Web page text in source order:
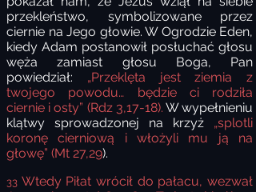
przekleństwo, symbolizowane przez
ciernie na Jego głowie. W Ogrodzie Eden,
kiedy Adam postanowił posłuchać głosu
węża zamiast głosu Boga, Pan
powiedział: „Przeklęta jest ziemia z
twojego powodu… będzie ci rodziła
ciernie i osty” (Rdz 3,17-18). W wypełnieniu
klątwy sprowadzonej na krzyż „splotli
koronę cierniową i włożyli mu ją na
głowę” (Mt 27,29).
33 Wtedy Piłat wrócił do pałacu, wezwał